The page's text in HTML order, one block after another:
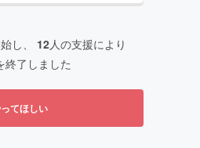
し、 12人の支援により
終了しました
てほしい